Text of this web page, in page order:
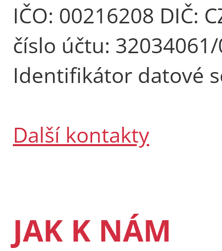
IČO: 00216208 DIČ:
číslo účtu:
Identifikátor datové
Další kontakty
JAK K NÁM